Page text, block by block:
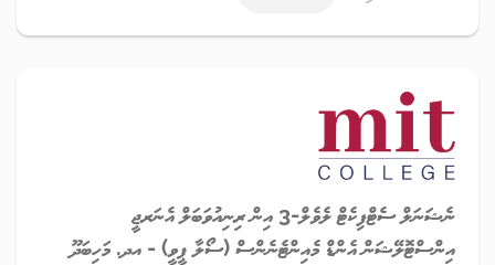
ނެޝަނަލް ސެޓްފިކެޓް ލެވެލް-3 އިން ރިނިއުވަބަލް އެނަރޖީ
އިންސްޓޮލޭޝަން އެންޑް މެއިންޓެނެންސް (ސޯލާ ޕީވީ) - އދ. މަހިބަދޫ